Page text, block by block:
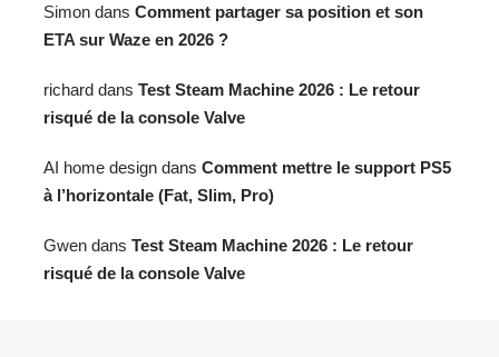
Simon dans Comment partager sa position et son
ETA sur Waze en 2026 ?
richard dans Test Steam Machine 2026 : Le retour
risqué de la console Valve
AI home design dans Comment mettre le support PS5
à l’horizontale (Fat, Slim, Pro)
Gwen dans Test Steam Machine 2026 : Le retour
risqué de la console Valve